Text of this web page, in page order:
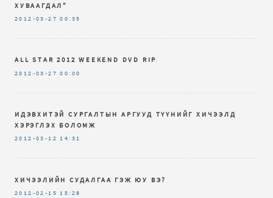
ХУВААГДАЛ"
2012-03-27 00:35
ALL STAR 2012 WEEKEND DVD RIP
2012-03-27 00:00
ИДЭВХИТЭЙ СУРГАЛТЫН АРГУУД ТҮҮНИЙГ ХИЧЭЭЛД
ХЭРЭГЛЭХ БОЛОМЖ
2012-03-12 14:31
ХИЧЭЭЛИЙН СУДАЛГАА ГЭЖ ЮУ ВЭ?
2012-02-15 15:28